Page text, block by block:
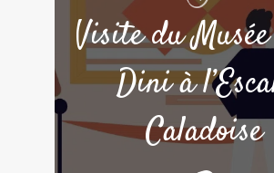
Visite du
Dini à
Caladoise